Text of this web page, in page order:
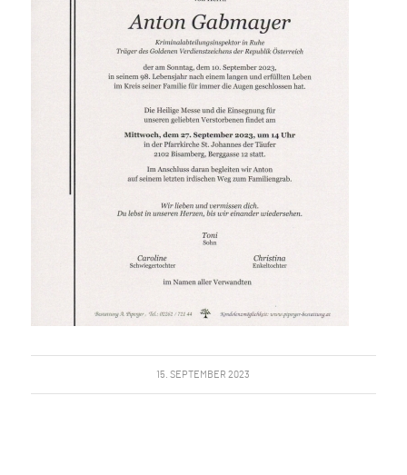
15. SEPTEMBER 2023